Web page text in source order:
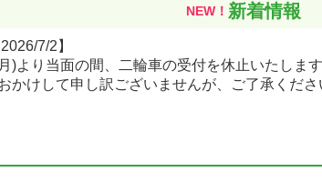
NEW！ 新着情報
7/2】
)より当面の間、二輪車の受付を休止いたします
かけして申し訳ございませんが、ご了承くださ